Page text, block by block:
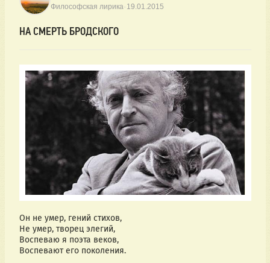
Философская лирика· 19.01.2015
НА СМЕРТЬ БРОДСКОГО
Он не умер, гений стихов,
Не умер, творец элегий,
Воспеваю я поэта веков,
Воспевают его поколения.